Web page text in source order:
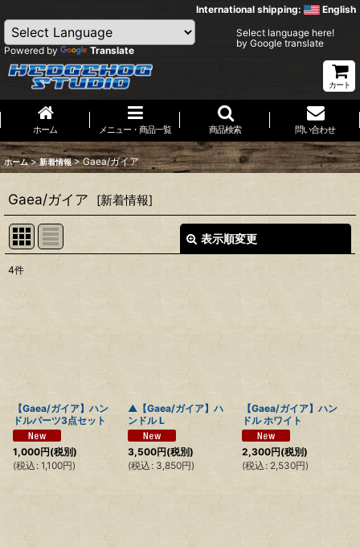
International shipping: English
Powered by Translate
Select language here!
by Google translate
カート
ホーム メニュー・商品一覧 商品検索 問い合わせ
ホーム > 新着情報 > Gaea/ガイア
Gaea/ガイア [新着情報]
表示順変更
4件
【Gaea/ガイア】ハン
ドルパーツ3点セット
1,000円(税別)
(税込 : 1,100円)
▲【Gaea/ガイア】ハ
ンドル L
3,500円(税別)
(税込 : 3,850円)
【Gaea/ガイア】ハン
ドル ホワイト
2,300円(税別)
(税込 : 2,530円)